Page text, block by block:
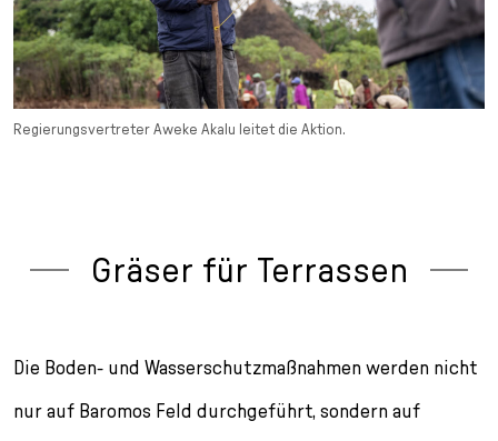
Regierungsvertreter Aweke Akalu leitet die Aktion.
Gräser für Terrassen
Die Boden- und Wasserschutzmaßnahmen werden nicht
nur auf Baromos Feld durchgeführt, sondern auf